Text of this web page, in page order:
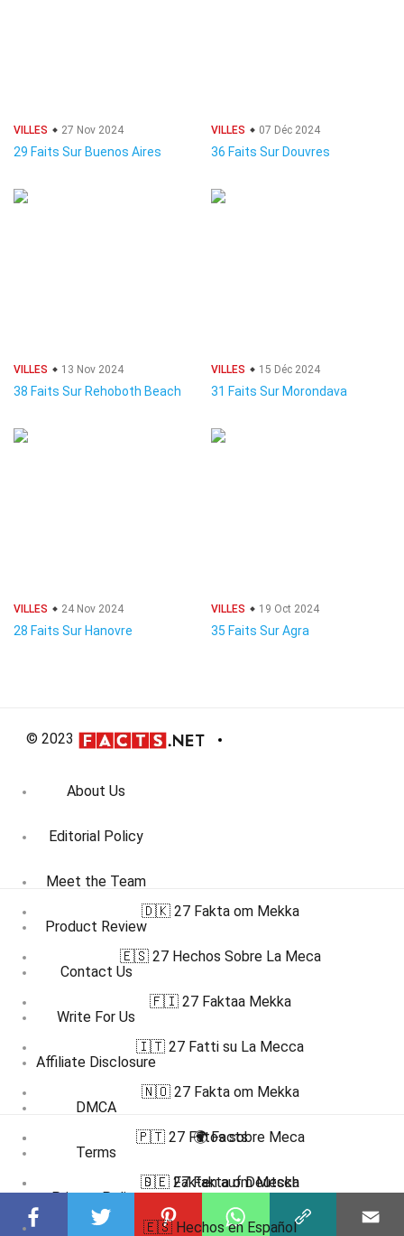
VILLES 27 Nov 2024
29 Faits Sur Buenos Aires
VILLES 07 Déc 2024
36 Faits Sur Douvres
VILLES 13 Nov 2024
38 Faits Sur Rehoboth Beach
VILLES 15 Déc 2024
31 Faits Sur Morondava
VILLES 24 Nov 2024
28 Faits Sur Hanovre
VILLES 19 Oct 2024
35 Faits Sur Agra
© 2023
About Us
Editorial Policy
Meet the Team
Product Review
Contact Us
Write For Us
Affiliate Disclosure
DMCA
Terms
Privacy Policy
🇩🇰 27 Fakta om Mekka
🇪🇸 27 Hechos Sobre La Meca
🇫🇮 27 Faktaa Mekka
🇮🇹 27 Fatti su La Mecca
🇳🇴 27 Fakta om Mekka
🇵🇹 27 Fatos sobre Meca
🇸🇪 27 Fakta om Mecka
🌍 Facts
🇩🇪 Fakten auf Deutsch
🇪🇸 Hechos en Español